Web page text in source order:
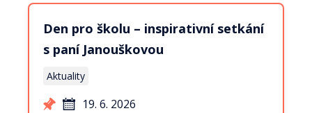
Den pro školu – inspirativní setkání
s paní Janouškovou
Aktuality
19. 6. 2026